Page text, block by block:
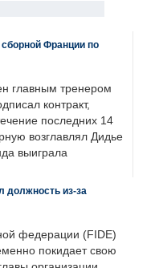
Франции по
главным тренером
контракт,
последних 14
возглавлял Дидье
выиграла
должность из-за
федерации (FIDE)
покидает свою